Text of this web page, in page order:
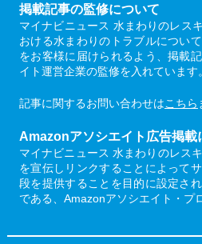
掲載記事の監修について
マイナビニュース 水まわりのレス
おける水まわりのトラブルについ
をお客様に届けられるよう、掲載
イト運営企業の監修を入れています。
記事に関するお問い合わせはこちら
Amazonアソシエイト広告掲載
マイナビニュース 水まわりのレス
を宣伝しリンクすることによって
段を提供することを目的に設定さ
である、Amazonアソシエイト・プ